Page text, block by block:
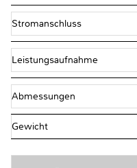
Stromanschluss
Leistungsaufnahme
Abmessungen
Gewicht